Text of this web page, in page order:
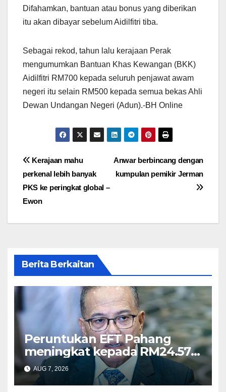
Difahamkan, bantuan atau bonus yang diberikan
itu akan dibayar sebelum Aidilfitri tiba.
Sebagai rekod, tahun lalu kerajaan Perak
mengumumkan Bantuan Khas Kewangan (BKK)
Aidilfitri RM700 kepada seluruh penjawat awam
negeri itu selain RM500 kepada semua bekas Ahli
Dewan Undangan Negeri (Adun).-BH Online
Post
navigation
Anwar berbincang dengan
kumpulan pemikir Jerman
Kerajaan mahu
perkenal lebih banyak
PKS ke peringkat global –
Ewon
Berita Berkaitan
Peruntukan EFT Pahang
meningkat kepada RM24.57
juta tahun ini – Wan Rosdy
AUG 7, 2026